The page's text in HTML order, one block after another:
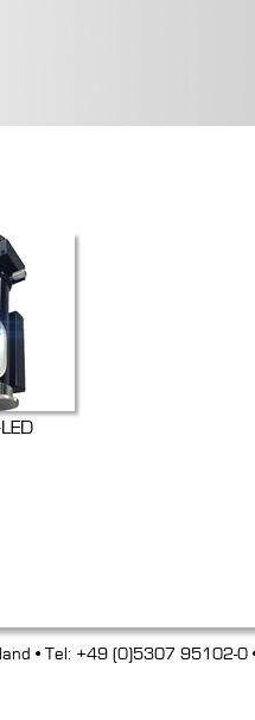
• Tel: +49 (0)5307 95102-0